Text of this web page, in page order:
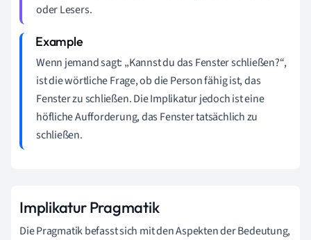
oder Lesers.
Wenn jemand sagt: „Kannst du das Fenster schließen?“,
ist die wörtliche Frage, ob die Person fähig ist, das
Fenster zu schließen. Die Implikatur jedoch ist eine
höfliche Aufforderung, das Fenster tatsächlich zu
schließen.
Implikatur Pragmatik
Die Pragmatik befasst sich mit den Aspekten der Bedeutung,